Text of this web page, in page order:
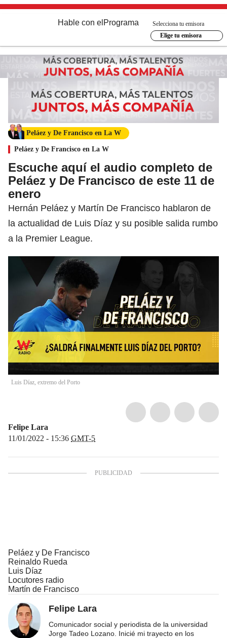
Hable con el Programa
Selecciona tu emisora
Elige tu emisora
Peláez y De Francisco en La W
Peláez y De Francisco en La W
Escuche aquí el audio completo de
Peláez y De Francisco de este 11 de
enero
Hernán Peláez y Martín De Francisco hablaron de
la actualidad de Luis Díaz y su posible salida rumbo
a la Premier League.
Luis Díaz, extremo del Porto
Felipe Lara
11/01/2022 - 15:36 GMT-5
Peláez y De Francisco
Reinaldo Rueda
Luis Díaz
Locutores radio
Martín de Francisco
Felipe Lara
Comunicador social y periodista de la universidad
Jorge Tadeo Lozano. Inicié mi trayecto en los